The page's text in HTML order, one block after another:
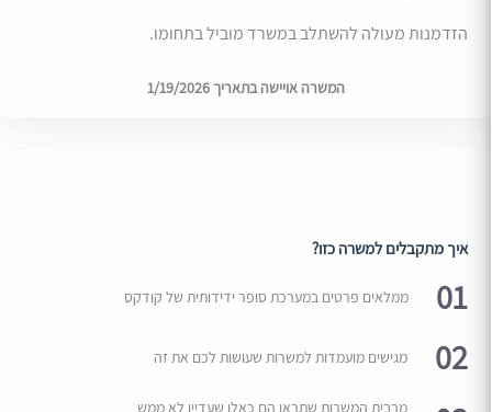
הזדמנות מעולה להשתלב במשרד מוביל בתחומו.
המשרה אויישה בתאריך 1/19/2026
איך מתקבלים למשרה כזו?
01 ממלאים פרטים במערכת סופר ידידותית של קודקס
02 מגישים מועמדות למשרות שעושות לכם את זה
מרבית המשרות שתראו הם כאלו שעדיין לא ממש